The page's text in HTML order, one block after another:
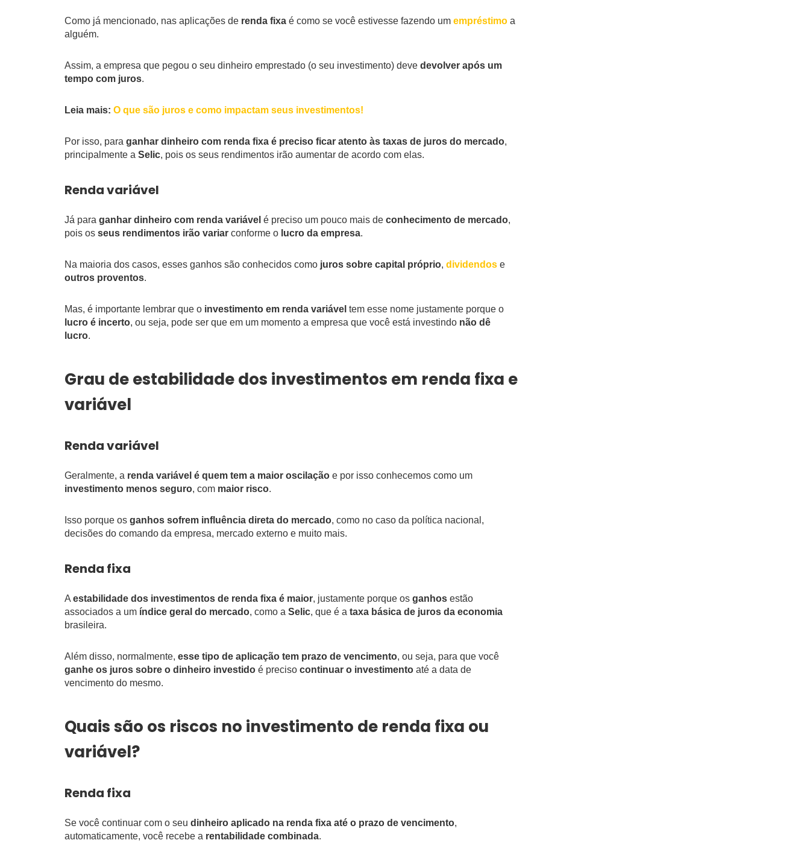
Como já mencionado, nas aplicações de renda fixa é como se você estivesse fazendo um empréstimo a
alguém.
Assim, a empresa que pegou o seu dinheiro emprestado (o seu investimento) deve devolver após um
tempo com juros.
Leia mais: O que são juros e como impactam seus investimentos!
Por isso, para ganhar dinheiro com renda fixa é preciso ficar atento às taxas de juros do mercado,
principalmente a Selic, pois os seus rendimentos irão aumentar de acordo com elas.
Renda variável
Já para ganhar dinheiro com renda variável é preciso um pouco mais de conhecimento de mercado,
pois os seus rendimentos irão variar conforme o lucro da empresa.
Na maioria dos casos, esses ganhos são conhecidos como juros sobre capital próprio, dividendos e
outros proventos.
Mas, é importante lembrar que o investimento em renda variável tem esse nome justamente porque o
lucro é incerto, ou seja, pode ser que em um momento a empresa que você está investindo não dê
lucro.
Grau de estabilidade dos investimentos em renda fixa e
variável
Renda variável
Geralmente, a renda variável é quem tem a maior oscilação e por isso conhecemos como um
investimento menos seguro, com maior risco.
Isso porque os ganhos sofrem influência direta do mercado, como no caso da política nacional,
decisões do comando da empresa, mercado externo e muito mais.
Renda fixa
A estabilidade dos investimentos de renda fixa é maior, justamente porque os ganhos estão
associados a um índice geral do mercado, como a Selic, que é a taxa básica de juros da economia
brasileira.
Além disso, normalmente, esse tipo de aplicação tem prazo de vencimento, ou seja, para que você
ganhe os juros sobre o dinheiro investido é preciso continuar o investimento até a data de
vencimento do mesmo.
Quais são os riscos no investimento de renda fixa ou
variável?
Renda fixa
Se você continuar com o seu dinheiro aplicado na renda fixa até o prazo de vencimento,
automaticamente, você recebe a rentabilidade combinada.